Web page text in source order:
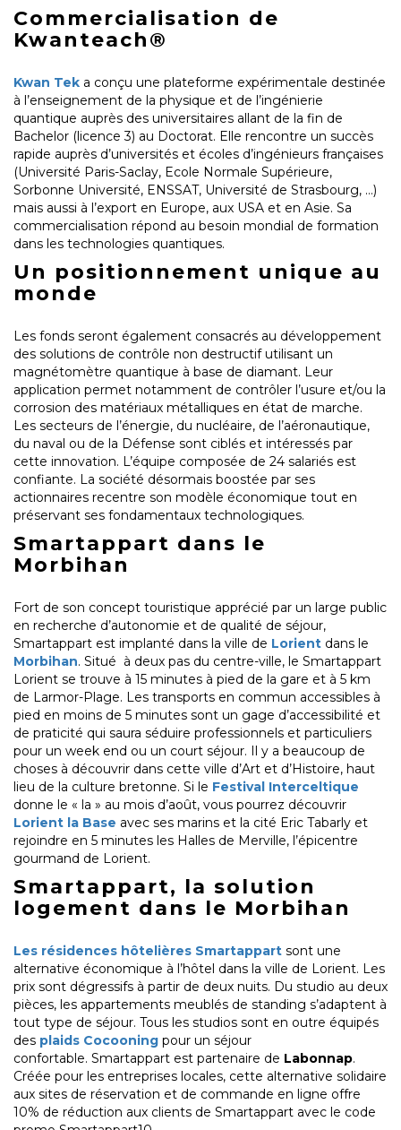
Commercialisation de
Kwanteach®
Kwan Tek a conçu une plateforme expérimentale destinée
à l’enseignement de la physique et de l’ingénierie
quantique auprès des universitaires allant de la fin de
Bachelor (licence 3) au Doctorat. Elle rencontre un succès
rapide auprès d’universités et écoles d’ingénieurs françaises
(Université Paris-Saclay, Ecole Normale Supérieure,
Sorbonne Université, ENSSAT, Université de Strasbourg, …)
mais aussi à l’export en Europe, aux USA et en Asie. Sa
commercialisation répond au besoin mondial de formation
dans les technologies quantiques.
Un positionnement unique au
monde
Les fonds seront également consacrés au développement
des solutions de contrôle non destructif utilisant un
magnétomètre quantique à base de diamant. Leur
application permet notamment de contrôler l’usure et/ou la
corrosion des matériaux métalliques en état de marche.
Les secteurs de l’énergie, du nucléaire, de l’aéronautique,
du naval ou de la Défense sont ciblés et intéressés par
cette innovation. L’équipe composée de 24 salariés est
confiante. La société désormais boostée par ses
actionnaires recentre son modèle économique tout en
préservant ses fondamentaux technologiques.
Smartappart dans le
Morbihan
Fort de son concept touristique apprécié par un large public
en recherche d’autonomie et de qualité de séjour,
Smartappart est implanté dans la ville de Lorient dans le
Morbihan. Situé à deux pas du centre-ville, le Smartappart
Lorient se trouve à 15 minutes à pied de la gare et à 5 km
de Larmor-Plage. Les transports en commun accessibles à
pied en moins de 5 minutes sont un gage d’accessibilité et
de praticité qui saura séduire professionnels et particuliers
pour un week end ou un court séjour. Il y a beaucoup de
choses à découvrir dans cette ville d’Art et d’Histoire, haut
lieu de la culture bretonne. Si le Festival Interceltique
donne le « la » au mois d’août, vous pourrez découvrir
Lorient la Base avec ses marins et la cité Eric Tabarly et
rejoindre en 5 minutes les Halles de Merville, l’épicentre
gourmand de Lorient.
Smartappart, la solution
logement dans le Morbihan
Les résidences hôtelières Smartappart sont une
alternative économique à l’hôtel dans la ville de Lorient. Les
prix sont dégressifs à partir de deux nuits. Du studio au deux
pièces, les appartements meublés de standing s’adaptent à
tout type de séjour. Tous les studios sont en outre équipés
des plaids Cocooning pour un séjour
confortable. Smartappart est partenaire de Labonnap.
Créée pour les entreprises locales, cette alternative solidaire
aux sites de réservation et de commande en ligne offre
10% de réduction aux clients de Smartappart avec le code